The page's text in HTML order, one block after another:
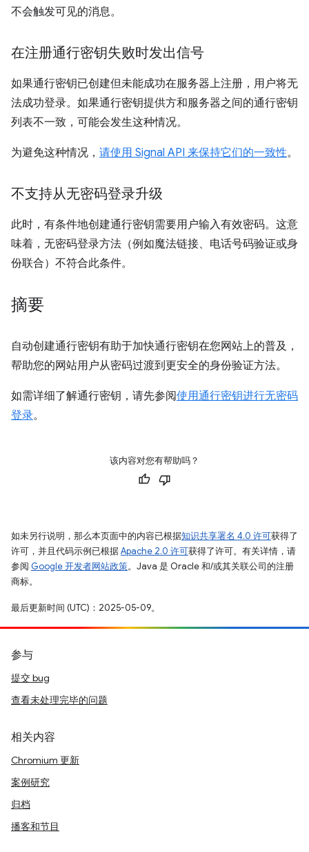
不会触发可见的消息。
在注册通行密钥失败时发出信号
如果通行密钥已创建但未能成功在服务器上注册，用户将无
法成功登录。如果通行密钥提供方和服务器之间的通行密钥
列表不一致，可能会发生这种情况。
为避免这种情况， 请使用 Signal API 来保持它们的一致性。
不支持从无密码登录升级
此时，有条件地创建通行密钥需要用户输入有效密码。这意
味着，无密码登录方法（例如魔法链接、电话号码验证或身
份联合）不符合此条件。
摘要
自动创建通行密钥有助于加快通行密钥在您网站上的普及，
帮助您的网站用户从密码过渡到更安全的身份验证方法。
如需详细了解通行密钥，请先参阅使用通行密钥进行无密码
登录。
该内容对您有帮助吗？
如未另行说明，那么本页面中的内容已根据知识共享署名 4.0 许可获得了
许可，并且代码示例已根据Apache 2.0 许可获得了许可。有关详情，请
参阅 Google 开发者网站政策。Java 是 Oracle 和/或其关联公司的注册
商标。
最后更新时间 (UTC)：2025-05-09。
参与
提交 bug
查看未处理完毕的问题
相关内容
Chromium 更新
案例研究
归档
播客和节目